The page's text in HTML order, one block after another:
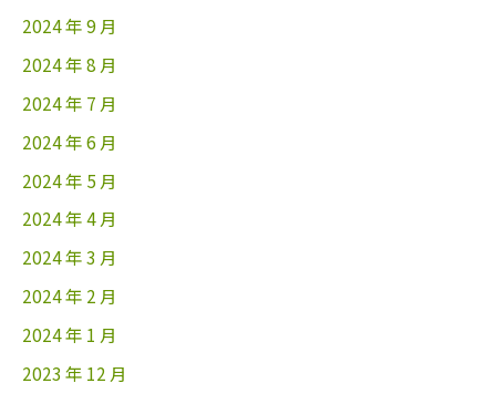
2024 年 9 月
2024 年 8 月
2024 年 7 月
2024 年 6 月
2024 年 5 月
2024 年 4 月
2024 年 3 月
2024 年 2 月
2024 年 1 月
2023 年 12 月